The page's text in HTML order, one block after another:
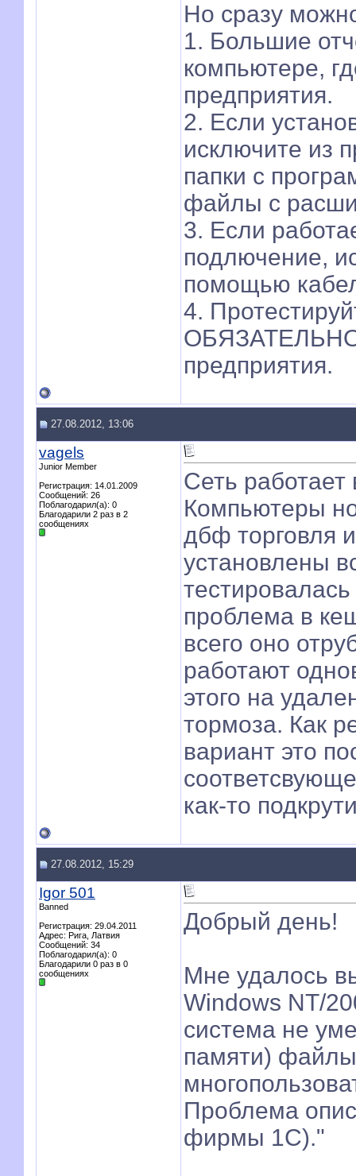
Но сразу
1. Большие
компьютере,
предприятия.
2. Если
исключите из
папки с
файлы с
3. Если
подлючение,
помощью
4.
предприятия.
27.08.2012, 13:06
vagels
Junior Member
Регистрация: 14.01.2009
Сообщений: 26
Поблагодарил(а): 0
Благодарили 2 раз в 2
сообщениях
Сеть работает
Компьютеры
дбф торговля
установлены
проблема в
всего оно
работают
этого на
тормоза. Как
вариант это
как-то
27.08.2012, 15:29
Igor 501
Banned
Регистрация: 29.04.2011
Адрес: Рига, Латвия
Сообщений: 34
Поблагодарил(а): 0
Благодарили 0 раз в 0
сообщениях
Добрый день!
Мне удалось
Windows NT/
система не
памяти)
Проблема
фирмы 1С)."